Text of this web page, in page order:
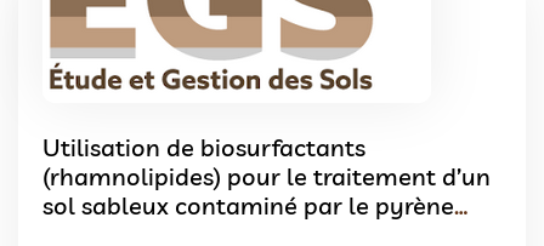
Utilisation de biosurfactants
(rhamnolipides) pour le traitement d’un
sol sableux contaminé par le pyrène